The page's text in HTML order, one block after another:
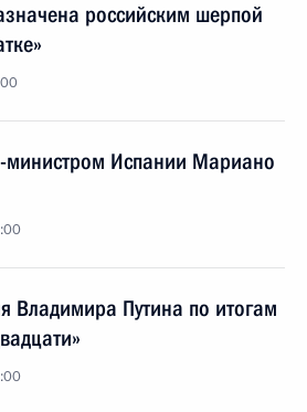
российским шерпой
министром Испании Мариано
Владимира Путина по итогам